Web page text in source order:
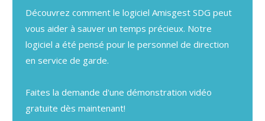
Découvrez comment le logiciel Amisgest SDG peut
vous aider à sauver un temps précieux. Notre
logiciel a été pensé pour le personnel de direction
en service de garde.
Faites la demande d'une démonstration vidéo
gratuite dès maintenant!